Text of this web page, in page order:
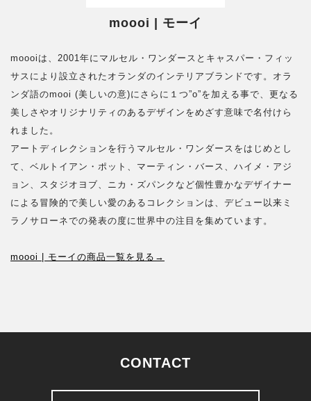
moooi | モーイ
moooiは、2001年にマルセル・ワンダースとキャスパー・フィッ
サスにより設立されたオランダのインテリアブランドです。オラ
ンダ語のmooi (美しいの意)にさらに１つ”o”を加える事で、更なる
美しさやオリジナリティのあるデザインをめざす意味で名付けら
れました。
アートディレクションを行うマルセル・ワンダースをはじめとし
て、ベルトイアン・ポット、マーティン・バース、ハイメ・アジ
ョン、スタジオヨブ、ニカ・ズパンクなど個性豊かなデザイナー
による冒険的で美しい愛のあるコレクションは、デビュー以来ミ
ラノサローネでの発表の度に世界中の注目を集めています。
moooi | モーイの商品一覧を見る→
CONTACT